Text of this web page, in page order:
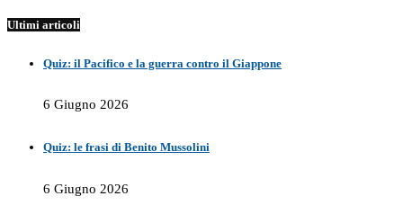
Ultimi articoli
Quiz: il Pacifico e la guerra contro il Giappone
6 Giugno 2026
Quiz: le frasi di Benito Mussolini
6 Giugno 2026